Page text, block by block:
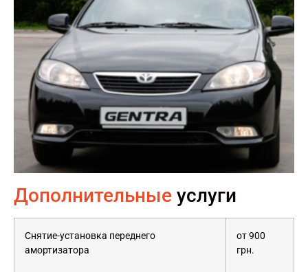
Дополнительные услуги
Снятие-установка переднего
амортизатора
от 900
грн.